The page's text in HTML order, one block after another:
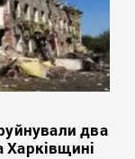
два
Харківщині